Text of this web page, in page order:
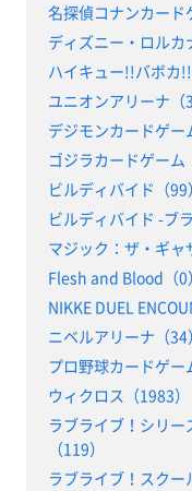
名探偵コナンカード
ディズニー・ロルカ
ハイキュー!!バボカ
ユニオンアリーナ（
デジモンカードゲー
ゴジラカードゲーム
ビルディバイド（99）
ビルディバイド -ブ
マジック：ザ・ギャ
Flesh and Blood（0）
NIKKE DUEL
ニベルアリーナ（34）
プロ野球カードゲー
ウィクロス（1983）
ラブライブ！シリ
（119）
ラブライブ！スクー